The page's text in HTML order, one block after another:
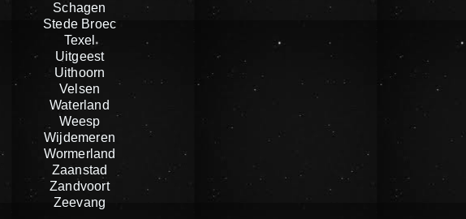
Schagen
Stede Broec
Texel
Uitgeest
Uithoorn
Velsen
Waterland
Weesp
Wijdemeren
Wormerland
Zaanstad
Zandvoort
Zeevang